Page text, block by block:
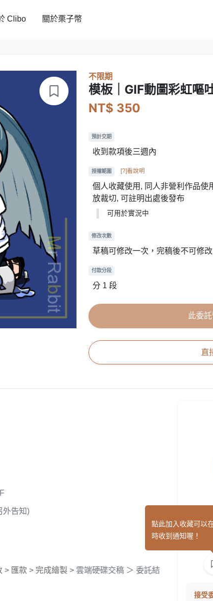
Clibo 關於栗子幣
不限期
模板｜GIF動圖彩虹嘔
NT$ 350
預計交期
收到款項後三週內
授權範圍 [?]看說明
個人收藏使用, 同人非營利作品使
放裁切, 可註明出處後發布
可用於實況中
修改次數
草稿可修改一次，完稿後不可修改
付款分段
分 1 段
此委
直
外告知)
> 匯款 > 完成繪製 > 雲端硬碟交稿 ＞ 委託結
接受
點此加入收藏可以
時收到通知喔！